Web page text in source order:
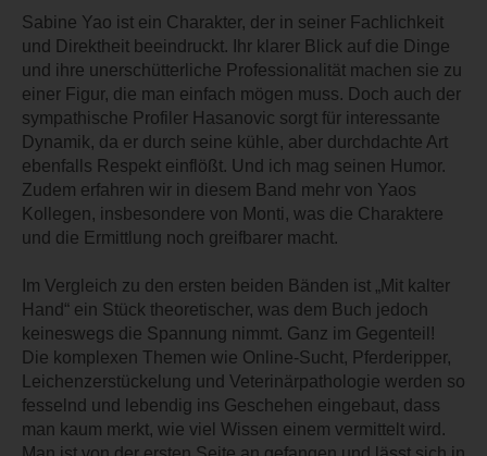
Sabine Yao ist ein Charakter, der in seiner Fachlichkeit
und Direktheit beeindruckt. Ihr klarer Blick auf die Dinge
und ihre unerschütterliche Professionalität machen sie zu
einer Figur, die man einfach mögen muss. Doch auch der
sympathische Profiler Hasanovic sorgt für interessante
Dynamik, da er durch seine kühle, aber durchdachte Art
ebenfalls Respekt einflößt. Und ich mag seinen Humor.
Zudem erfahren wir in diesem Band mehr von Yaos
Kollegen, insbesondere von Monti, was die Charaktere
und die Ermittlung noch greifbarer macht.
Im Vergleich zu den ersten beiden Bänden ist „Mit kalter
Hand“ ein Stück theoretischer, was dem Buch jedoch
keineswegs die Spannung nimmt. Ganz im Gegenteil!
Die komplexen Themen wie Online-Sucht, Pferderipper,
Leichenzerstückelung und Veterinärpathologie werden so
fesselnd und lebendig ins Geschehen eingebaut, dass
man kaum merkt, wie viel Wissen einem vermittelt wird.